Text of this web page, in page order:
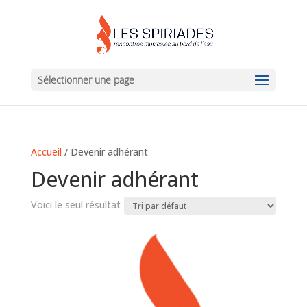
Sélectionner une page
Accueil/ Devenir adhérant
Devenir adhérant
Voici le seul résultat